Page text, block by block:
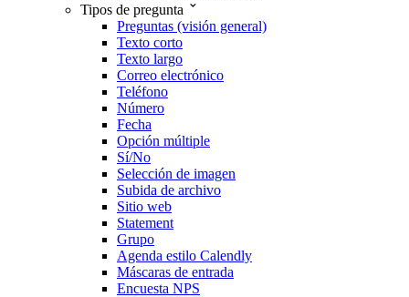
Tipos de pregunta
Preguntas (visión general)
Texto corto
Texto largo
Correo electrónico
Teléfono
Número
Fecha
Opción múltiple
Sí/No
Selección de imagen
Subida de archivo
Sitio web
Statement
Grupo
Agenda estilo Calendly
Máscaras de entrada
Encuesta NPS